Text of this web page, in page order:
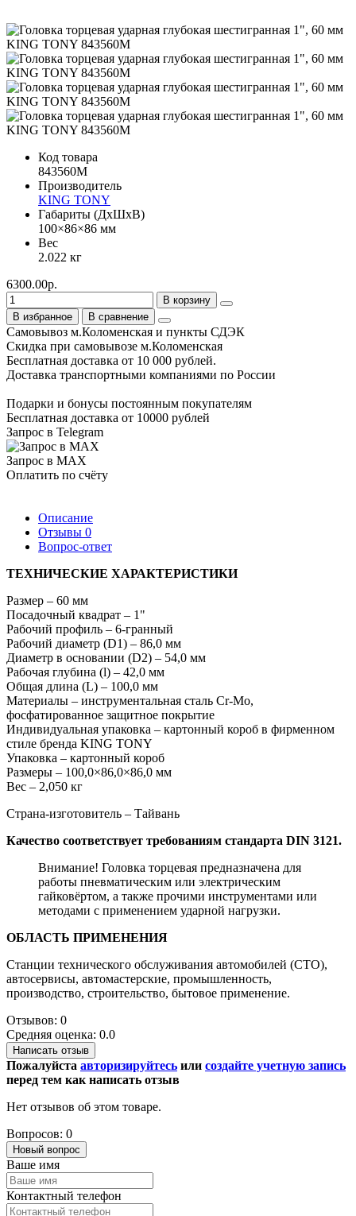
Код товара
843560M
Производитель
KING TONY
Габариты (ДхШхВ)
100×86×86 мм
Вес
2.022 кг
6300.00р.
В корзину
В избранное
В сравнение
Самовывоз м.Коломенская и пункты СДЭК
Скидка при самовывозе м.Коломенская
Бесплатная доставка от 10 000 рублей.
Доставка транспортными компаниями по России
Подарки и бонусы постоянным покупателям
Бесплатная доставка от 10000 рублей
Запрос в Telegram
Запрос в MAX
Оплатить по счёту
Описание
Отзывы 0
Вопрос-ответ
ТЕХНИЧЕСКИЕ ХАРАКТЕРИСТИКИ
Размер – 60 мм
Посадочный квадрат – 1"
Рабочий профиль – 6-гранный
Рабочий диаметр (D1) – 86,0 мм
Диаметр в основании (D2) – 54,0 мм
Рабочая глубина (l) – 42,0 мм
Общая длина (L) – 100,0 мм
Материалы – инструментальная сталь Cr-Mo,
фосфатированное защитное покрытие
Индивидуальная упаковка – картонный короб в фирменном
стиле бренда KING TONY
Упаковка – картонный короб
Размеры – 100,0×86,0×86,0 мм
Вес – 2,050 кг
Страна-изготовитель – Тайвань
Качество соответствует требованиям стандарта DIN 3121.
Внимание! Головка торцевая предназначена для
работы пневматическим или электрическим
гайковёртом, а также прочими инструментами или
методами с применением ударной нагрузки.
ОБЛАСТЬ ПРИМЕНЕНИЯ
Станции технического обслуживания автомобилей (СТО),
автосервисы, автомастерские, промышленность,
производство, строительство, бытовое применение.
Отзывов: 0
Средняя оценка: 0.0
Написать отзыв
Пожалуйста авторизируйтесь или создайте учетную запись
перед тем как написать отзыв
Нет отзывов об этом товаре.
Вопросов: 0
Новый вопрос
Ваше имя
Контактный телефон